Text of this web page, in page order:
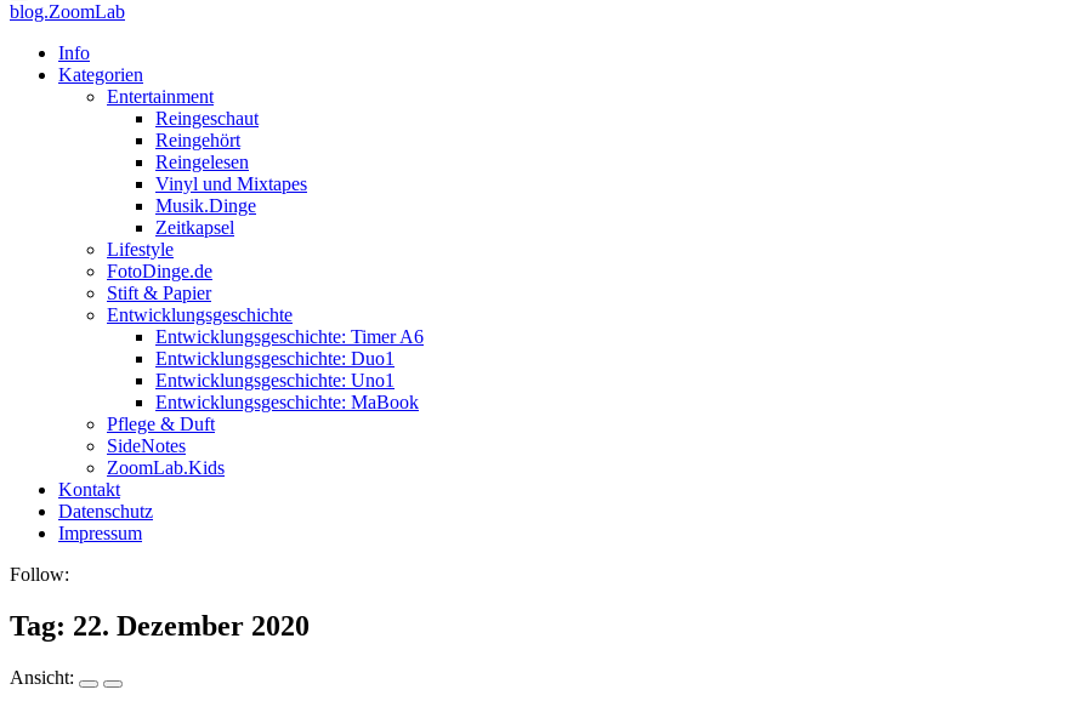
blog.ZoomLab
ZoomLab
Info
Kategorien
Entertainment
Reingeschaut
Reingehört
Reingelesen
Vinyl und Mixtapes
Musik.Dinge
Zeitkapsel
Lifestyle
FotoDinge.de
Stift & Papier
Entwicklungsgeschichte
Entwicklungsgeschichte: Timer A6
Entwicklungsgeschichte: Duo1
Entwicklungsgeschichte: Uno1
Entwicklungsgeschichte: MaBook
Pflege & Duft
SideNotes
ZoomLab.Kids
Kontakt
Datenschutz
Impressum
Follow:
Tag: 22. Dezember 2020
Ansicht: